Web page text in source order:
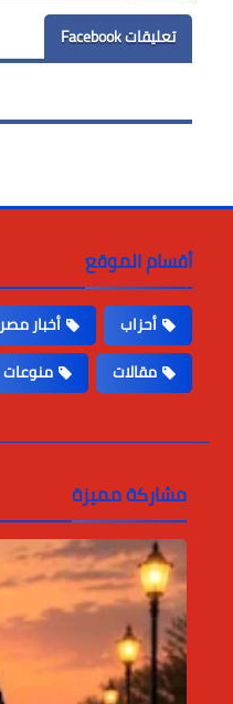
تعليقات Facebook
أقسام الموقع
أحزاب أخبار مصر
مقالات
منوعات
مشاركة مميزة